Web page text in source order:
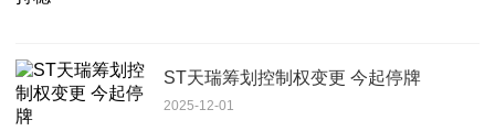
ST天瑞筹划控制权变更 今起停牌
2025-12-01